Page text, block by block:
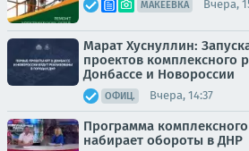
МАКЕЕВКА Вчера,
Марат Хуснуллин:
проектов комплексного
Донбассе и Новороссии
ОФИЦ. Вчера, 14:37
Программа
набирает обороты в ДНР